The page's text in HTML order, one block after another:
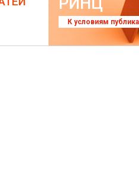
К условиям